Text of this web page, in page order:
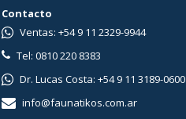
Contacto
Ventas: +54 9 11 2329-9944
Tel: 0810 220 8383
Dr. Lucas Costa: +54 9 11 3189-0600
info@faunatikos.com.ar